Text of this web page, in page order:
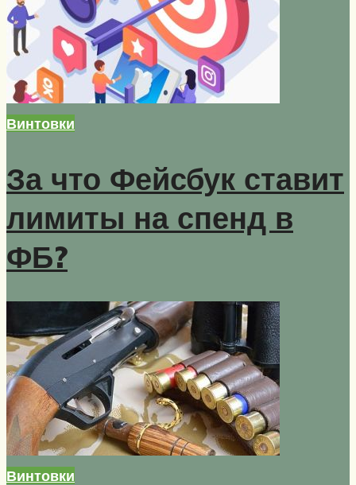
Винтовки
За что Фейсбук ставит
лимиты на спенд в
ФБ?
Винтовки